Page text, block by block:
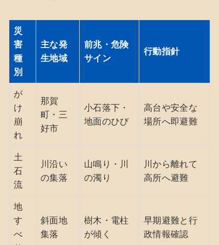
災
害
種
別
主な発
生地域
前兆・危険
サイン
行動指針
が
け
崩
れ
那賀
町・三
好市
小石落下・
地面のひび
高台や安全な
場所へ即避難
土
石
流
川沿い
の集落
山鳴り・川
の濁り
川から離れて
高所へ避難
地
す
べ
斜面地
集落
樹木・電柱
が傾く
早期避難と行
政情報確認